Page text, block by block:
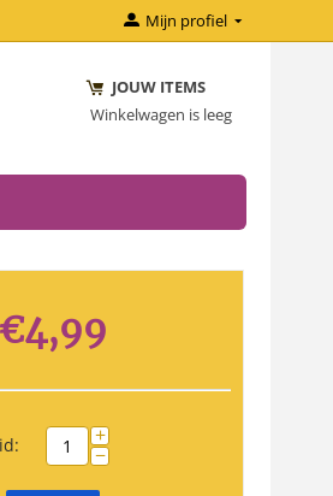
Mijn profiel
JOUW ITEMS
Winkelwagen is leeg
€4,99
+
−